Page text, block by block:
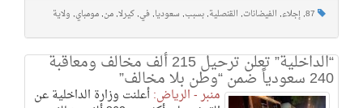
87
, إجلاء, الفيضانات, القنصلية, بسبب, سعوديا, في, كيرلا, من, مومباي, ولاية
“الداخلية” تعلن ترحيل ‏215 ألف مخالف ومعاقبة
240 سعودياً ضمن “وطن بلا مخالف”
منبر - الرياض:أعلنت وزارة الداخلية عن